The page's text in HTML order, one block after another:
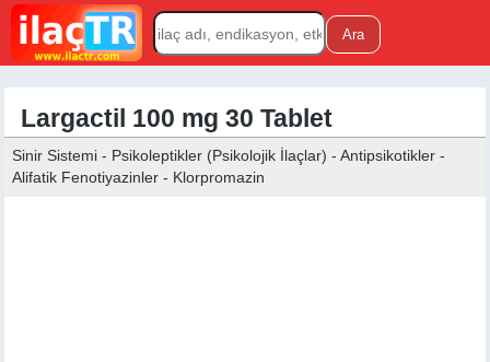
Largactil 100 mg 30 Tablet
Sinir Sistemi - Psikoleptikler (Psikolojik İlaçlar) - Antipsikotikler -
Alifatik Fenotiyazinler - Klorpromazin